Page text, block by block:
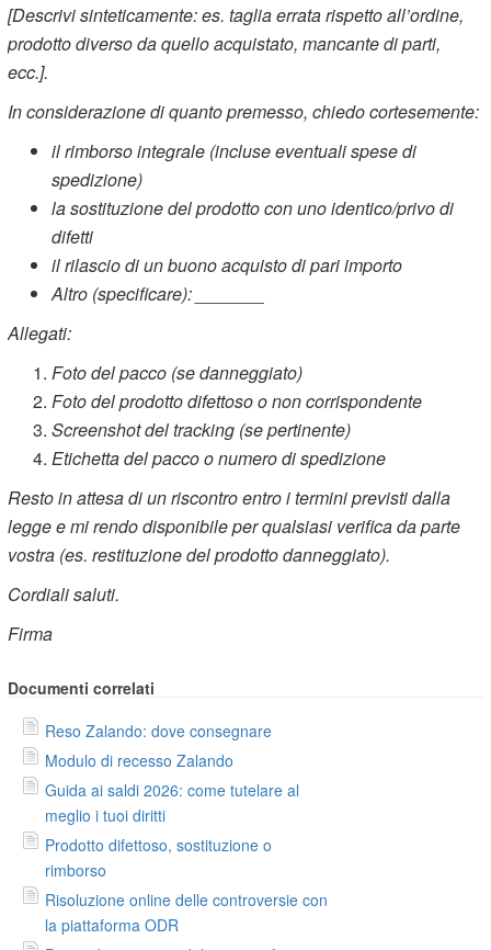
[Descrivi sinteticamente: es. taglia errata rispetto all’ordine,
prodotto diverso da quello acquistato, mancante di parti,
ecc.].
In considerazione di quanto premesso, chiedo cortesemente:
il rimborso integrale (incluse eventuali spese di
spedizione)
la sostituzione del prodotto con uno identico/privo di
difetti
il rilascio di un buono acquisto di pari importo
Altro (specificare): _______
Allegati:
Foto del pacco (se danneggiato)
Foto del prodotto difettoso o non corrispondente
Screenshot del tracking (se pertinente)
Etichetta del pacco o numero di spedizione
Resto in attesa di un riscontro entro i termini previsti dalla
legge e mi rendo disponibile per qualsiasi verifica da parte
vostra (es. restituzione del prodotto danneggiato).
Cordiali saluti.
Firma
Documenti correlati
Reso Zalando: dove consegnare
Modulo di recesso Zalando
Guida ai saldi 2026: come tutelare al
meglio i tuoi diritti
Prodotto difettoso, sostituzione o
rimborso
Risoluzione online delle controversie con
la piattaforma ODR